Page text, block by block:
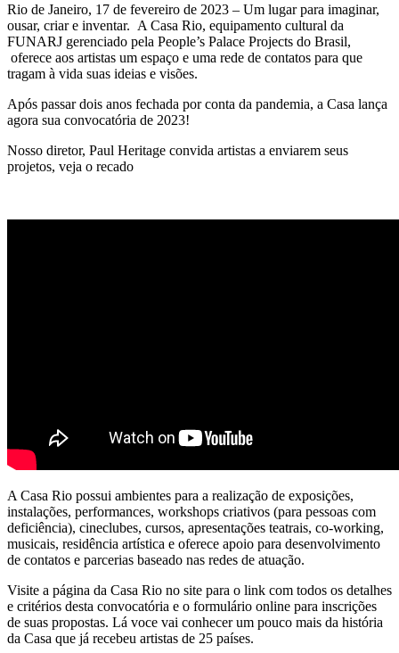
Rio de Janeiro, 17 de fevereiro de 2023 – Um lugar para imaginar,
ousar, criar e inventar. A Casa Rio, equipamento cultural da
FUNARJ gerenciado pela People’s Palace Projects do Brasil,
oferece aos artistas um espaço e uma rede de contatos para que
tragam à vida suas ideias e visões.
Após passar dois anos fechada por conta da pandemia, a Casa lança
agora sua convocatória de 2023!
Nosso diretor, Paul Heritage convida artistas a enviarem seus
projetos, veja o recado
A Casa Rio possui ambientes para a realização de exposições,
instalações, performances, workshops criativos (para pessoas com
deficiência), cineclubes, cursos, apresentações teatrais, co-working,
musicais, residência artística e oferece apoio para desenvolvimento
de contatos e parcerias baseado nas redes de atuação.
Visite a página da Casa Rio no site para o link com todos os detalhes
e critérios desta convocatória e o formulário online para inscrições
de suas propostas. Lá voce vai conhecer um pouco mais da história
da Casa que já recebeu artistas de 25 países.